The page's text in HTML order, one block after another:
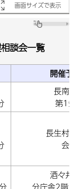
画面サイズで表示
談会一覧
開催予
長南
第1会
長生村
会
酒々井